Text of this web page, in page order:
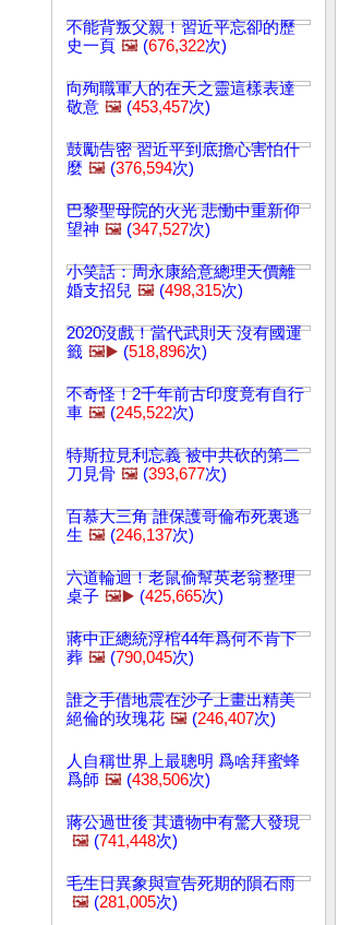
不能背叛父親！習近平忘卻的歷
史一頁 🖼️ (676,322次)
向殉職軍人的在天之靈這樣表達
敬意 🖼️ (453,457次)
鼓勵告密 習近平到底擔心害怕什
麼 🖼️ (376,594次)
巴黎聖母院的火光 悲慟中重新仰
望神 🖼️ (347,527次)
小笑話：周永康給意總理天價離
婚支招兒 🖼️ (498,315次)
2020沒戲！當代武則天 沒有國運
籤 🖼️▶️ (518,896次)
不奇怪！2千年前古印度竟有自行
車 🖼️ (245,522次)
特斯拉見利忘義 被中共砍的第二
刀見骨 🖼️ (393,677次)
百慕大三角 誰保護哥倫布死裏逃
生 🖼️ (246,137次)
六道輪迴！老鼠偷幫英老翁整理
桌子 🖼️▶️ (425,665次)
蔣中正總統浮棺44年爲何不肯下
葬 🖼️ (790,045次)
誰之手借地震在沙子上畫出精美
絕倫的玫瑰花 🖼️ (246,407次)
人自稱世界上最聰明 爲啥拜蜜蜂
爲師 🖼️ (438,506次)
蔣公過世後 其遺物中有驚人發現
🖼️ (741,448次)
毛生日異象與宣告死期的隕石雨
🖼️ (281,005次)